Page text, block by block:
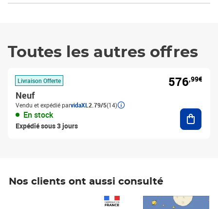
Toutes les autres offres
Livraison Offerte
Neuf
Vendu et expédié parvidaXL 2.79/5(14)
En stock
Expédié sous 3 jours
576,99€
Nos clients ont aussi consulté
Prix 7,50€